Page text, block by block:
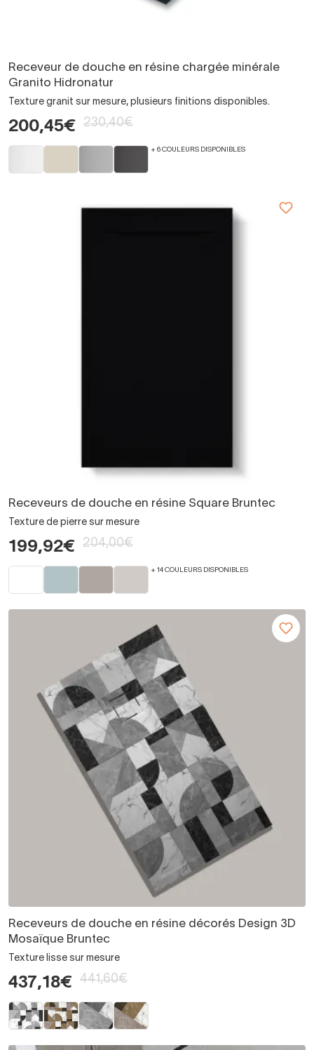
Receveur de douche en résine chargée minérale
Granito Hidronatur
Texture granit sur mesure, plusieurs finitions disponibles.
200,45€ 230,40€
+ 6 COULEURS DISPONIBLES
Receveurs de douche en résine Square Bruntec
Texture de pierre sur mesure
199,92€ 204,00€
+ 14 COULEURS DISPONIBLES
Receveurs de douche en résine décorés Design 3D
Mosaïque Bruntec
Texture lisse sur mesure
437,18€ 441,60€